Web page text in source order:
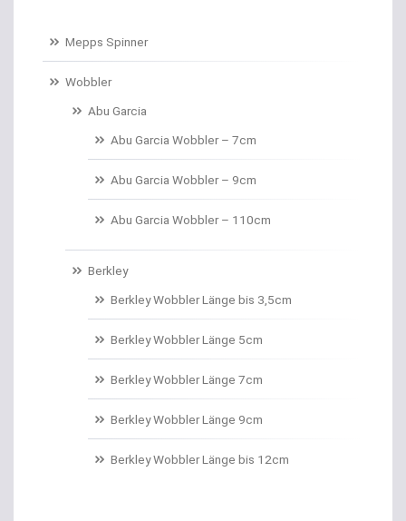
Baitformer für Forellenteig
Banksticks/Erdspeere
Barrows & Trolleys
Barschhaken gebunden
Bauchtaschen
Bedchairs
Mepps Spinner
Wobbler
Abu Garcia
Abu Garcia Wobbler – 7cm
Abu Garcia Wobbler – 9cm
Abu Garcia Wobbler – 110cm
Berkley
Berkley Wobbler Länge bis 3,5cm
Berkley Wobbler Länge 5cm
Berkley Wobbler Länge 7cm
Berkley Wobbler Länge 9cm
Berkley Wobbler Länge bis 12cm